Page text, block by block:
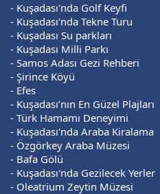
- Kuşadası'nda Golf Keyfi
- Kuşadası’nda Tekne Turu
- Kuşadası Su parkları
- Kuşadası Milli Parkı
- Samos Adası Gezi Rehberi
- Şirince Köyü
- Efes
- Kuşadası’nın En Güzel Plajları
- Türk Hamamı Deneyimi
- Kuşadası'nda Araba Kiralama
- Özgörkey Araba Müzesi
- Bafa Gölü
- Kuşadası'nda Gezilecek Yerler
- Oleatrium Zeytin Müzesi